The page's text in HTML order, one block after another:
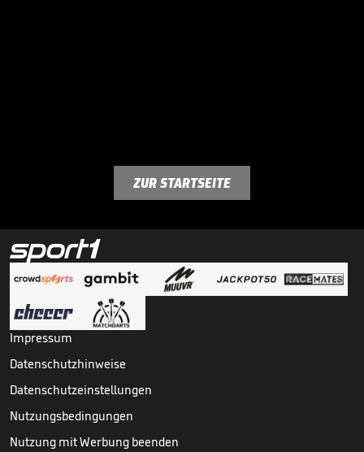
ZUR STARTSEITE
Impressum
Datenschutzhinweise
Datenschutzeinstellungen
Nutzungsbedingungen
Nutzung mit Werbung beenden